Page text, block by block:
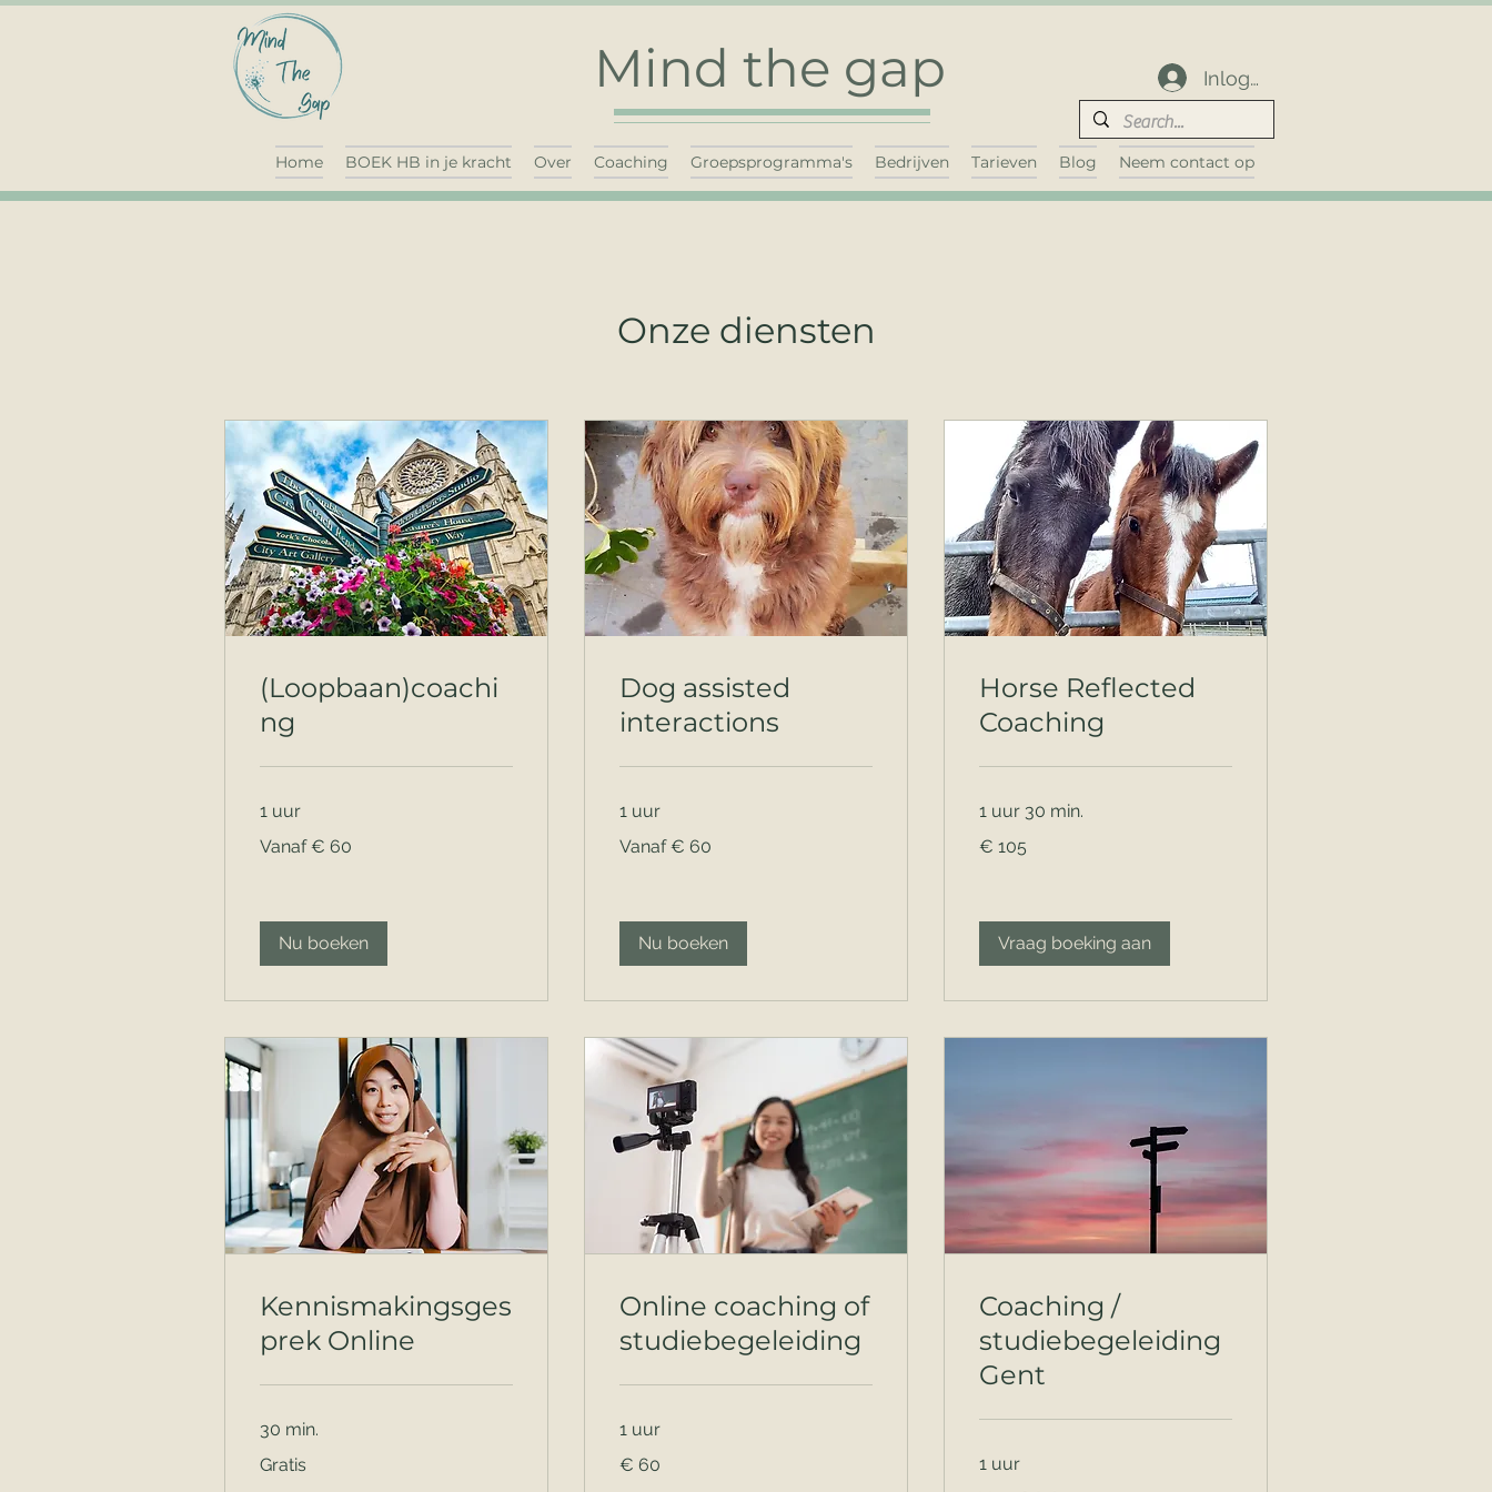
Mind the gap Inloggen
Home BOEK HB in je kracht Over Coaching Groepsprogramma's Bedrijven Tarieven Blog Neem contact op
Onze diensten
(Loopbaan)coachi
ng
1 uur
60
Vanaf € 60
Nu boeken
Dog assisted
interactions
1 uur
60
Vanaf € 60
Nu boeken
Horse Reflected
Coaching
1 uur 30 min.
euro
€ 105
Vraag boeking aan
Kennismakingsges
prek Online
30 min.
Gratis
Online coaching of
studiebegeleiding
1 uur
euro
€ 60
Coaching /
studiebegeleiding
Gent
1 uur